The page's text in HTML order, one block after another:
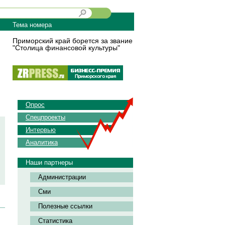
Тема номера
Приморский край борется за звание
"Столица финансовой культуры"
Опрос
Спецпроекты
Интервью
Аналитика
Наши партнеры
Администрации
Сми
Полезные ссылки
Статистика